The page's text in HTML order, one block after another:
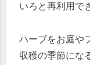
いろと再利用で
ハーブをお庭や
収穫の季節にな